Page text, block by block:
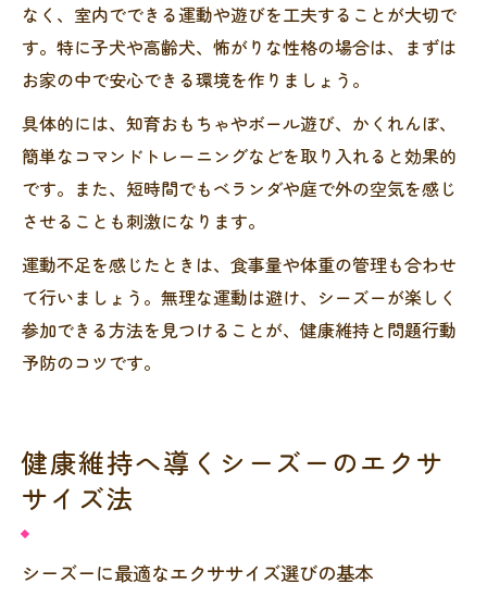
なく、室内でできる運動や遊びを工夫することが大切で
す。特に子犬や高齢犬、怖がりな性格の場合は、まずは
お家の中で安心できる環境を作りましょう。
具体的には、知育おもちゃやボール遊び、かくれんぼ、
簡単なコマンドトレーニングなどを取り入れると効果的
です。また、短時間でもベランダや庭で外の空気を感じ
させることも刺激になります。
運動不足を感じたときは、食事量や体重の管理も合わせ
て行いましょう。無理な運動は避け、シーズーが楽しく
参加できる方法を見つけることが、健康維持と問題行動
予防のコツです。
健康維持へ導くシーズーのエクサ
サイズ法
シーズーに最適なエクササイズ選びの基本